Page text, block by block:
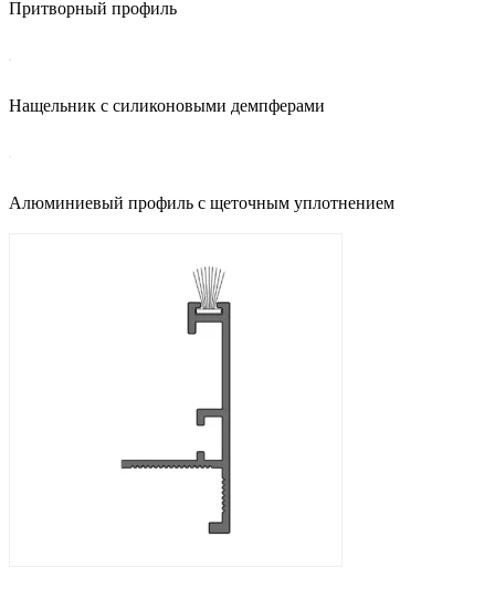
Притворный профиль
Нащельник с силиконовыми демпферами
Алюминиевый профиль с щеточным уплотнением